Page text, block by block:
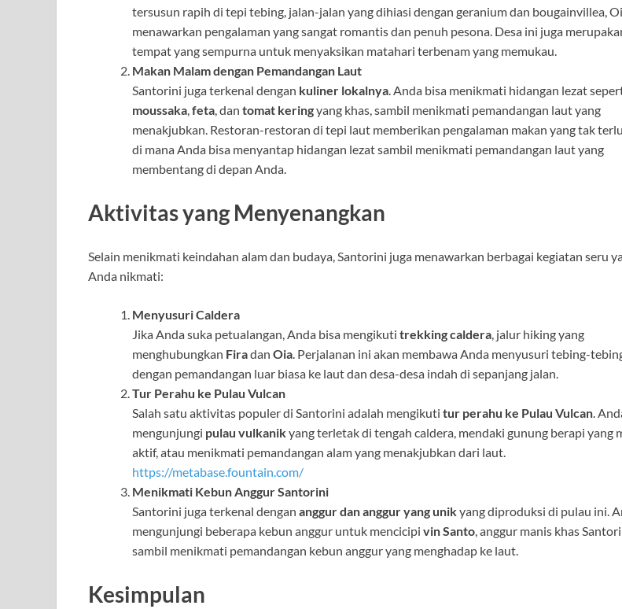
tersusun rapih di tepi tebing, jalan-jalan yang dihiasi dengan geranium dan bougainvillea,
menawarkan pengalaman yang sangat romantis dan penuh pesona. Desa ini juga
tempat yang sempurna untuk menyaksikan matahari terbenam yang memukau.
Makan Malam dengan Pemandangan Laut
Santorini juga terkenal dengan kuliner lokalnya. Anda bisa menikmati hidangan lezat
moussaka,feta, dan tomat keringyang khas, sambil menikmati pemandangan laut yang
menakjubkan. Restoran-restoran di tepi laut memberikan pengalaman makan yang tak
di mana Anda bisa menyantap hidangan lezat sambil menikmati pemandangan laut yang
membentang di depan Anda.
Aktivitas yang Menyenangkan
Selain menikmati keindahan alam dan budaya, Santorini juga menawarkan berbagai kegiatan seru
Anda nikmati:
Menyusuri Caldera
Jika Anda suka petualangan, Anda bisa mengikuti trekking caldera, jalur hiking yang
menghubungkan Firadan Oia. Perjalanan ini akan membawa Anda menyusuri tebing-
dengan pemandangan luar biasa ke laut dan desa-desa indah di sepanjang jalan.
Tur Perahu ke Pulau Vulcan
Salah satu aktivitas populer di Santorini adalah mengikuti tur perahu ke Pulau Vulcan.
mengunjungi pulau vulkanikyang terletak di tengah caldera, mendaki gunung berapi yang
aktif, atau menikmati pemandangan alam yang menakjubkan dari laut.
https://metabase.fountain.com/
Menikmati Kebun Anggur Santorini
Santorini juga terkenal dengan anggur dan anggur yang unikyang diproduksi di pulau ini.
mengunjungi beberapa kebun anggur untuk mencicipi vin Santo, anggur manis khas
sambil menikmati pemandangan kebun anggur yang menghadap ke laut.
Kesimpulan